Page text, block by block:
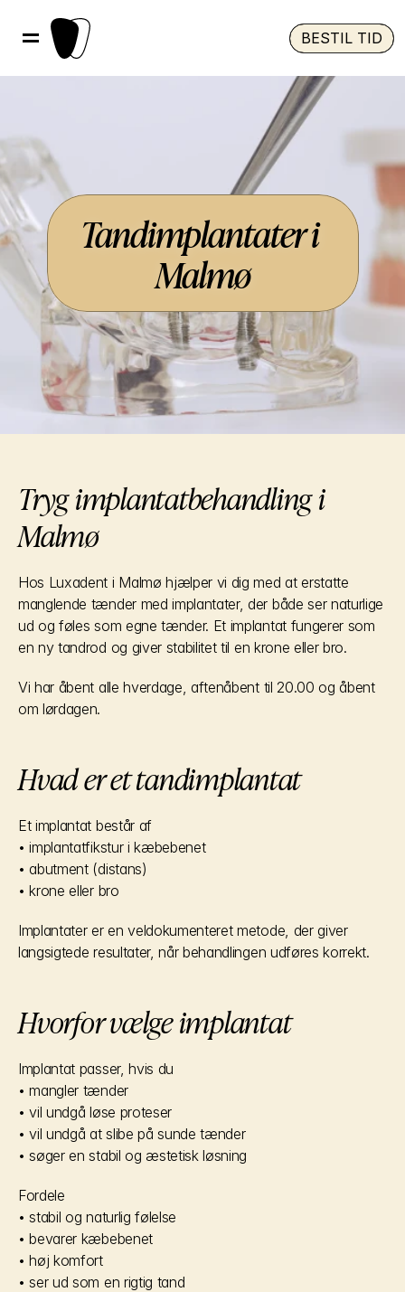
BESTIL TID
Tandimplantater i
Malmø
Tryg implantatbehandling i
Malmø
Hos Luxadent i Malmø hjælper vi dig med at erstatte
manglende tænder med implantater, der både ser naturlige
ud og føles som egne tænder. Et implantat fungerer som
en ny tandrod og giver stabilitet til en krone eller bro.
Vi har åbent alle hverdage, aftenåbent til 20.00 og åbent
om lørdagen.
Hvad er et tandimplantat
Et implantat består af
• implantatfikstur i kæbebenet
• abutment (distans)
• krone eller bro
Implantater er en veldokumenteret metode, der giver
langsigtede resultater, når behandlingen udføres korrekt.
Hvorfor vælge implantat
Implantat passer, hvis du
• mangler tænder
• vil undgå løse proteser
• vil undgå at slibe på sunde tænder
• søger en stabil og æstetisk løsning
Fordele
• stabil og naturlig følelse
• bevarer kæbebenet
• høj komfort
• ser ud som en rigtig tand